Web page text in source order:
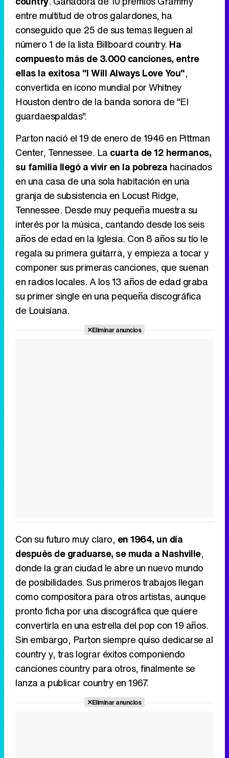
Canción ganadora de Eurovisión 2026: DARA con "Bangaranga" por Bulgaria
entre multitud de otros galardones, ha
conseguido que 25 de sus temas lleguen al
número 1 de la lista Billboard country. Ha
compuesto más de 3.000 canciones, entre
ellas la exitosa "I Will Always Love You",
convertida en icono mundial por Whitney
Houston dentro de la banda sonora de "El
guardaespaldas".
Parton nació el 19 de enero de 1946 en Pittman
Center, Tennessee. La cuarta de 12 hermanos,
su familia llegó a vivir en la pobreza hacinados
en una casa de una sola habitación en una
granja de subsistencia en Locust Ridge,
Tennessee. Desde muy pequeña muestra su
interés por la música, cantando desde los seis
años de edad en la Iglesia. Con 8 años su tío le
regala su primera guitarra, y empieza a tocar y
componer sus primeras canciones, que suenan
en radios locales. A los 13 años de edad graba
su primer single en una pequeña discográfica
de Louisiana.
Eliminar anuncios
Con su futuro muy claro, en 1964, un día
después de graduarse, se muda a Nashville,
donde la gran ciudad le abre un nuevo mundo
de posibilidades. Sus primeros trabajos llegan
como compositora para otros artistas, aunque
pronto ficha por una discográfica que quiere
convertirla en una estrella del pop con 19 años.
Sin embargo, Parton siempre quiso dedicarse al
country y, tras lograr éxitos componiendo
canciones country para otros, finalmente se
lanza a publicar country en 1967.
Eliminar anuncios